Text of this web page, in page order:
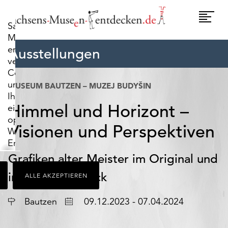
Sachsens-
Museen-
entdecken.de
verwendet
Cookies,
um
Ihnen
ein
optimales
Webseiten-
Erlebnis
zu
bieten.
Dazu
zählen
Cookies,
ALLE AKZEPTIEREN
Ausstellungen
MUSEUM BAUTZEN – MUZEJ BUDYŠIN
Himmel und Horizont –
Visionen und Perspektiven
Grafiken alter Meister im Original und
im 3D-Stereoblick
Ort Bautzen Datum09.12.2023 - 07.04.2024